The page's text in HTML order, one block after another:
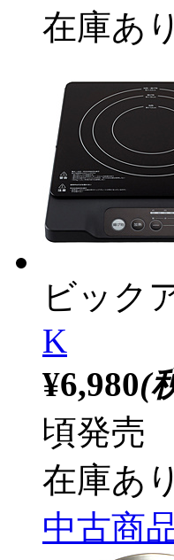
在庫あり
ビック
K
¥6,980(
頃発売
在庫あり
中古商